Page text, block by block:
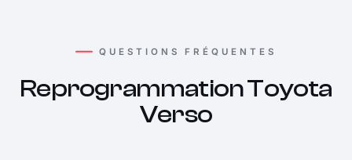
QUESTIONS FRÉQUENTES
Reprogrammation Toyota
Verso